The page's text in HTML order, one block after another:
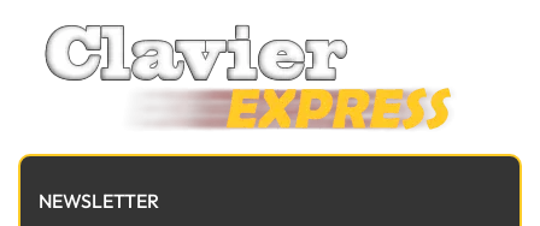
NEWSLETTER